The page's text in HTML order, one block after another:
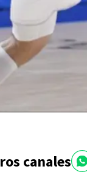
canales